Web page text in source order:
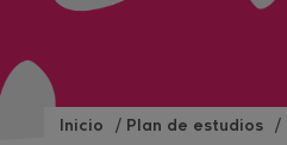
Inicio Plan de estudios